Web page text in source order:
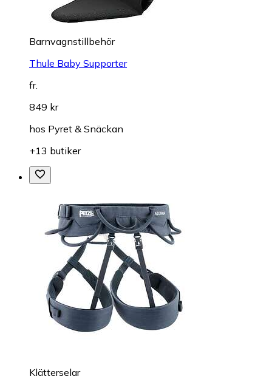
Barnvagnstillbehör
Thule Baby Supporter
fr.
849 kr
hos Pyret & Snäckan
+13 butiker
Klätterselar